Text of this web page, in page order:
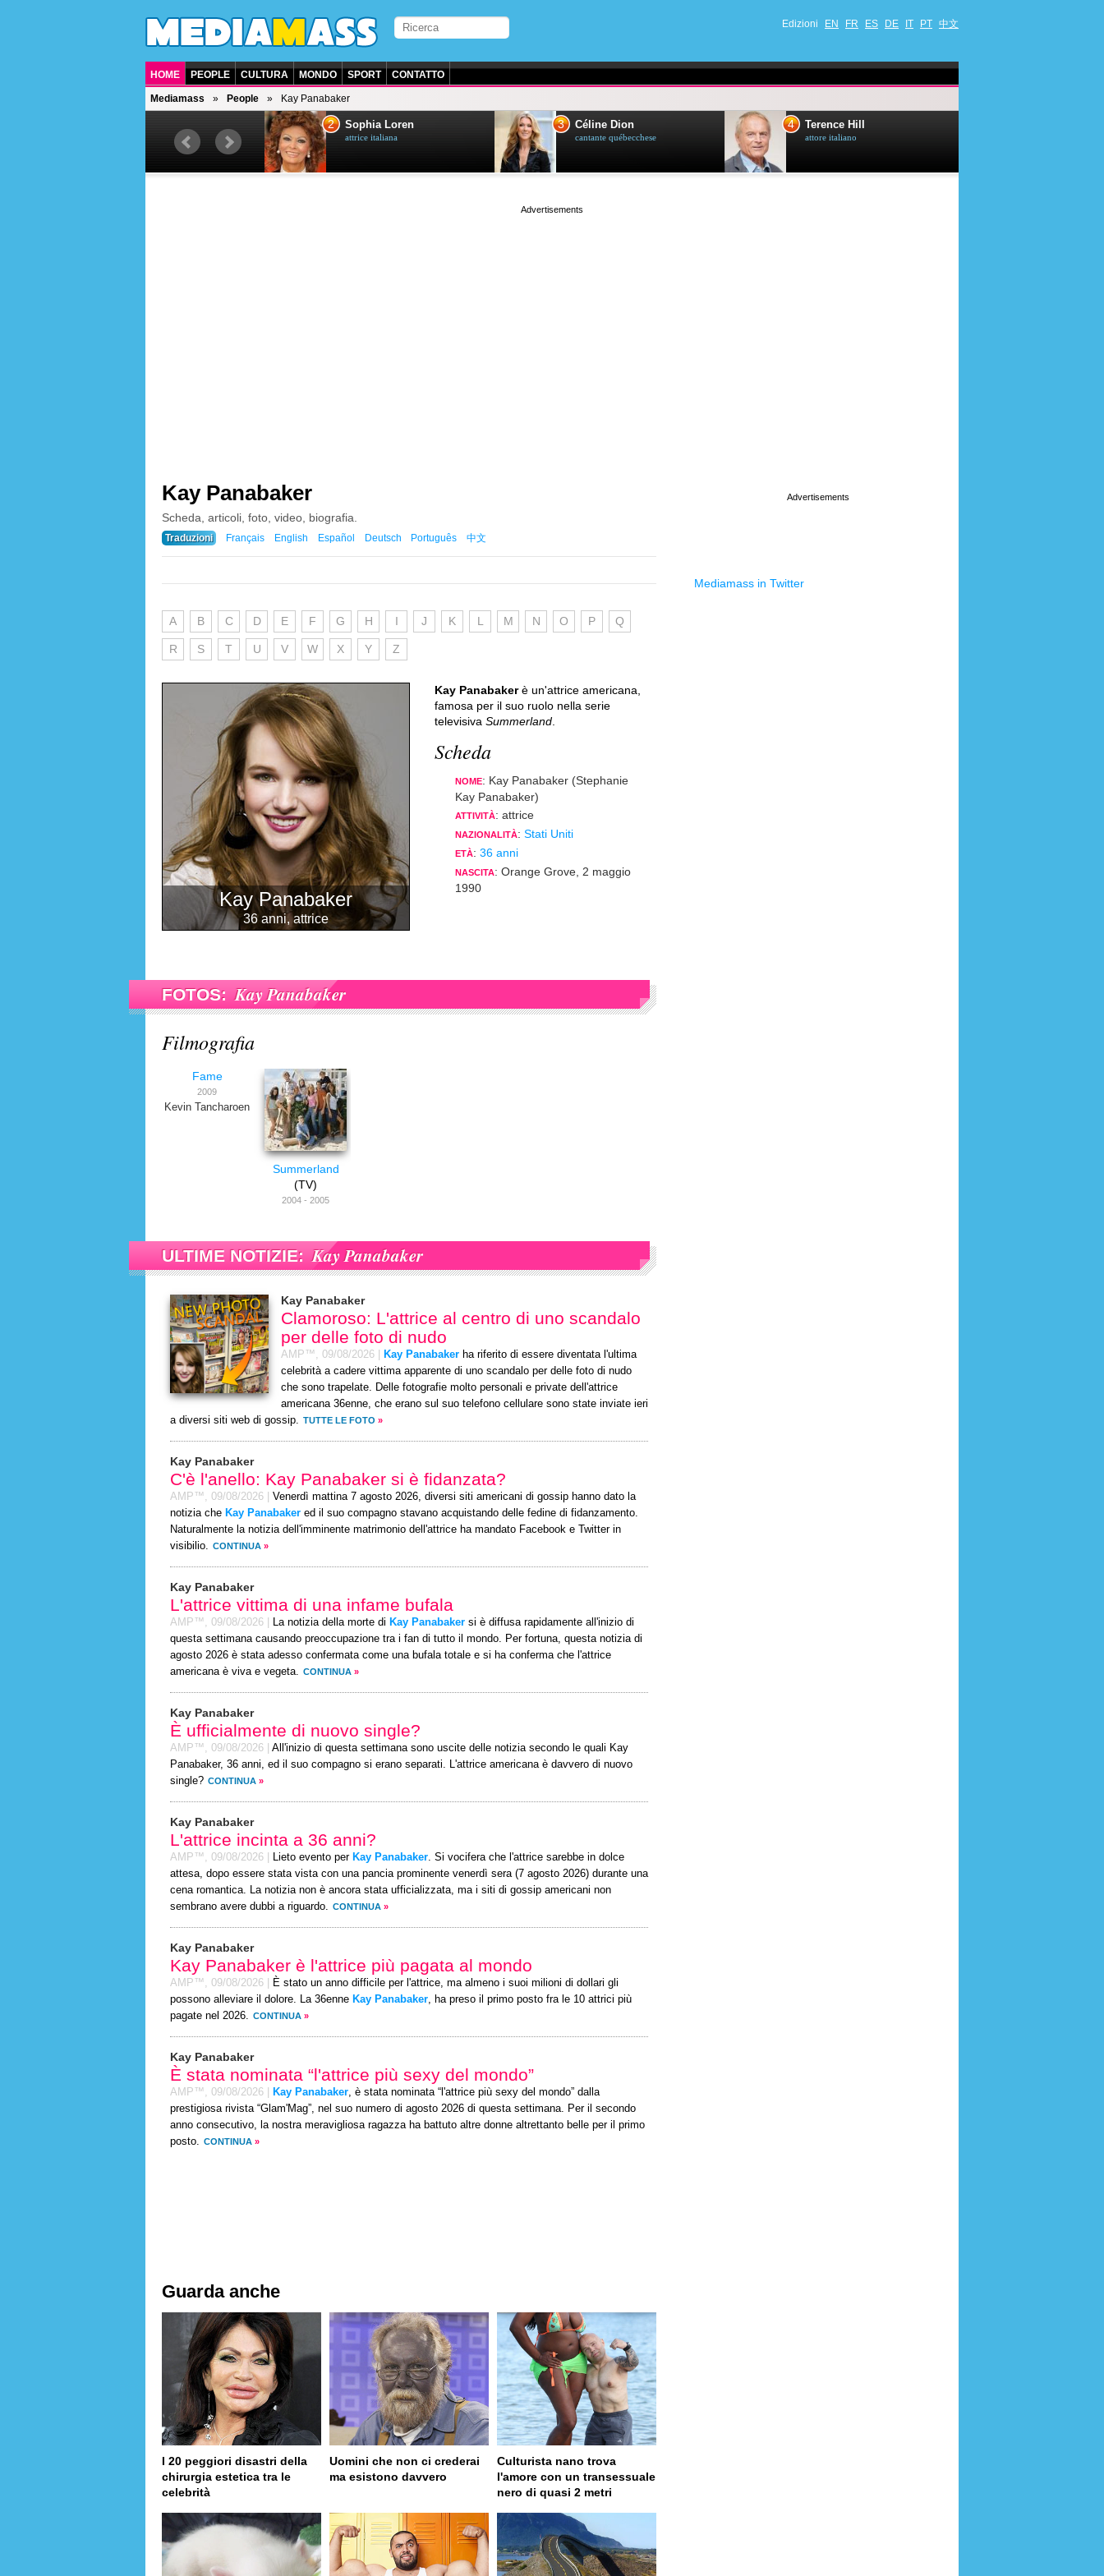
Edizioni EN FR ES DE IT PT 中文
HOME PEOPLE CULTURA MONDO SPORT CONTATTO
Mediamass People Kay Panabaker
attore americano
2 Sophia Loren
attrice italiana
3 Céline Dion
cantante québecchese
4 Terence Hill
attore italiano
Kay Panabaker
Scheda, articoli, foto, video, biografia.
Traduzioni Français English Español Deutsch Português 中文
A B C D E F G H I J K L M N O P Q
R S T U V W X Y Z
Kay Panabaker
36 anni, attrice
Kay Panabakerè un'attrice americana,
famosa per il suo ruolo nella serie
televisiva Summerland
Scheda
NOME: Kay Panabaker (Stephanie
Kay Panabaker)
ATTIVITÀ: attrice
NAZIONALITÀ: Stati Uniti
ETÀ: 36 anni
NASCITA: Orange Grove, 2 maggio
1990
FOTOS: Kay Panabaker
Filmografia
Fame
2009
Kevin Tancharoen
Summerland
(TV)
2004 - 2005
ULTIME NOTIZIE: Kay Panabaker
Kay Panabaker
Clamoroso: L'attrice al centro di uno scandalo
per delle foto di nudo
AMP™, 09/08/2026 Kay Panabaker ha riferito di essere diventata l'ultima
celebrità a cadere vittima apparente di uno scandalo per delle foto di nudo
che sono trapelate. Delle fotografie molto personali e private dell'attrice
americana 36enne, che erano sul suo telefono cellulare sono state inviate ieri
a diversi siti web di gossip. TUTTE LE FOTO »
Kay Panabaker
C'è l'anello: Kay Panabaker si è fidanzata?
AMP™, 09/08/2026
Venerdì mattina 7 agosto 2026, diversi siti americani di gossip hanno dato la
notizia che Kay Panabaker ed il suo compagno stavano acquistando delle fedine di fidanzamento.
Naturalmente la notizia dell'imminente matrimonio dell'attrice ha mandato Facebook e Twitter in
visibilio. CONTINUA »
Kay Panabaker
L'attrice vittima di una infame bufala
AMP™, 09/08/2026 La notizia della morte di Kay Panabaker si è diffusa rapidamente all'inizio di
questa settimana causando preoccupazione tra i fan di tutto il mondo. Per fortuna, questa notizia di
agosto 2026 è stata adesso confermata come una bufala totale e si ha conferma che l'attrice
americana è viva e vegeta. CONTINUA »
Kay Panabaker
È ufficialmente di nuovo single?
AMP™, 09/08/2026
All'inizio di questa settimana sono uscite delle notizia secondo le quali Kay
Panabaker, 36 anni, ed il suo compagno si erano separati. L'attrice americana è davvero di nuovo
single? CONTINUA »
Kay Panabaker
L'attrice incinta a 36 anni?
AMP™, 09/08/2026 Lieto evento per Kay Panabaker. Si vocifera che l'attrice sarebbe in dolce
attesa, dopo essere stata vista con una pancia prominente venerdì sera (7 agosto 2026) durante una
cena romantica. La notizia non è ancora stata ufficializzata, ma i siti di gossip americani non
sembrano avere dubbi a riguardo. CONTINUA »
Kay Panabaker
Kay Panabaker è l'attrice più pagata al mondo
AMP™, 09/08/2026
È stato un anno difficile per l'attrice, ma almeno i suoi milioni di dollari gli
possono alleviare il dolore. La 36enne Kay Panabaker, ha preso il primo posto fra le 10 attrici più
pagate nel 2026. CONTINUA »
Kay Panabaker
È stata nominata “l'attrice più sexy del mondo”
AMP™, 09/08/2026 Kay Panabaker, è stata nominata “l'attrice più sexy del mondo” dalla
prestigiosa rivista “Glam'Mag”, nel suo numero di agosto 2026 di questa settimana. Per il secondo
anno consecutivo, la nostra meravigliosa ragazza ha battuto altre donne altrettanto belle per il primo
posto. CONTINUA »
Guarda anche
I 20 peggiori disastri della
chirurgia estetica tra le
celebrità
Uomini che non ci crederai
ma esistono davvero
Culturista nano trova
l'amore con un transessuale
nero di quasi 2 metri
Mediamass in Twitter